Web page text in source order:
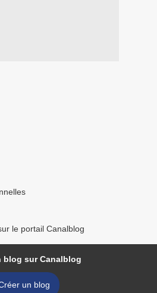
le portail Canalblog
blog sur Canalblog
un blog